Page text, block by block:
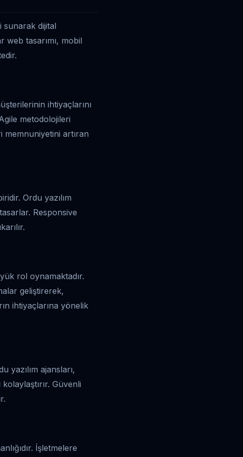
sunarak dijital
web tasarımı, mobil
ihtiyaçlarını
metodolojileri
memnuniyetini artıran
Ordu yazılım
Responsive
rol oynamaktadır.
geliştirerek,
ihtiyaçlarına yönelik
yazılım ajansları,
Güvenli
İşletmelere